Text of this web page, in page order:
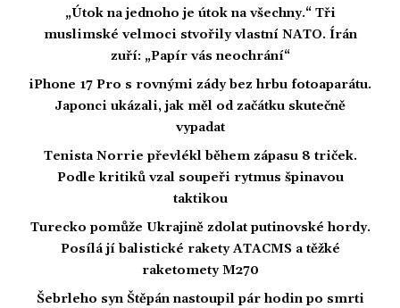
„Útok na jednoho je útok na všechny.“ Tři
muslimské velmoci stvořily vlastní NATO. Írán
zuří: „Papír vás neochrání“
iPhone 17 Pro s rovnými zády bez hrbu fotoaparátu.
Japonci ukázali, jak měl od začátku skutečně
vypadat
Tenista Norrie převlékl během zápasu 8 triček.
Podle kritiků vzal soupeři rytmus špinavou
taktikou
Turecko pomůže Ukrajině zdolat putinovské hordy.
Posílá jí balistické rakety ATACMS a těžké
raketomety M270
Šebrleho syn Štěpán nastoupil pár hodin po smrti